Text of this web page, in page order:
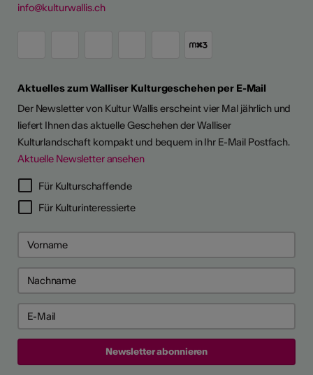
info@kulturwallis.ch
Aktuelles zum Walliser Kulturgeschehen per E-Mail
Der Newsletter von Kultur Wallis erscheint vier Mal jährlich und
liefert Ihnen das aktuelle Geschehen der Walliser
Kulturlandschaft kompakt und bequem in Ihr E-Mail Postfach.
Aktuelle Newsletter ansehen
Für Kulturschaffende
Für Kulturinteressierte